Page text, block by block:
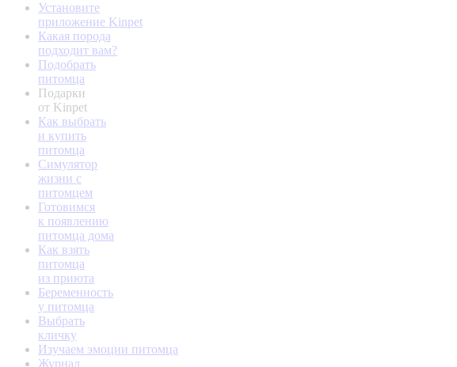
Установите
приложение Kinpet
Какая порода
подходит вам?
Подобрать
питомца
Подарки
от Kinpet
Как выбрать
и купить
питомца
Симулятор
жизни с
питомцем
Готовимся
к появлению
питомца дома
Как взять
питомца
из приюта
Беременность
у питомца
Выбрать
кличку
Изучаем эмоции питомца
Журнал